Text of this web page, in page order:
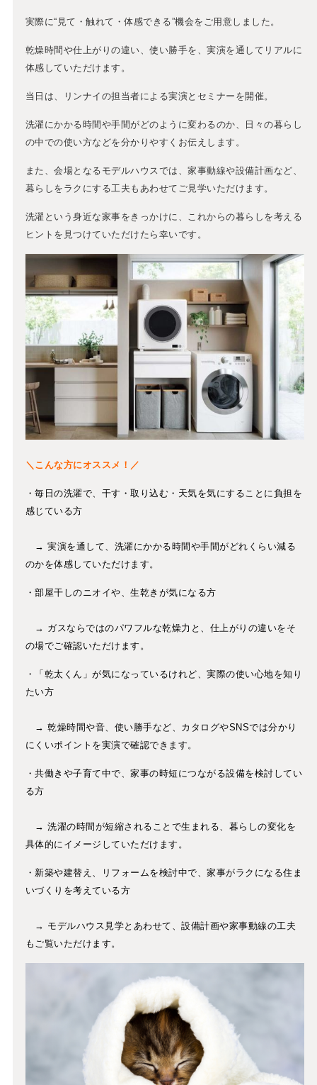
実際に“見て・触れて・体感できる”機会をご用意しました。
乾燥時間や仕上がりの違い、使い勝手を、実演を通してリアルに
体感していただけます。
当日は、リンナイの担当者による実演とセミナーを開催。
洗濯にかかる時間や手間がどのように変わるのか、日々の暮らし
の中での使い方などを分かりやすくお伝えします。
また、会場となるモデルハウスでは、家事動線や設備計画など、
暮らしをラクにする工夫もあわせてご見学いただけます。
洗濯という身近な家事をきっかけに、これからの暮らしを考える
ヒントを見つけていただけたら幸いです。
＼こんな方にオススメ！／
・毎日の洗濯で、干す・取り込む・天気を気にすることに負担を
感じている方
→ 実演を通して、洗濯にかかる時間や手間がどれくらい減る
のかを体感していただけます。
・部屋干しのニオイや、生乾きが気になる方
→ ガスならではのパワフルな乾燥力と、仕上がりの違いをそ
の場でご確認いただけます。
・「乾太くん」が気になっているけれど、実際の使い心地を知り
たい方
→ 乾燥時間や音、使い勝手など、カタログやSNSでは分かり
にくいポイントを実演で確認できます。
・共働きや子育て中で、家事の時短につながる設備を検討してい
る方
→ 洗濯の時間が短縮されることで生まれる、暮らしの変化を
具体的にイメージしていただけます。
・新築や建替え、リフォームを検討中で、家事がラクになる住ま
いづくりを考えている方
→ モデルハウス見学とあわせて、設備計画や家事動線の工夫
もご覧いただけます。